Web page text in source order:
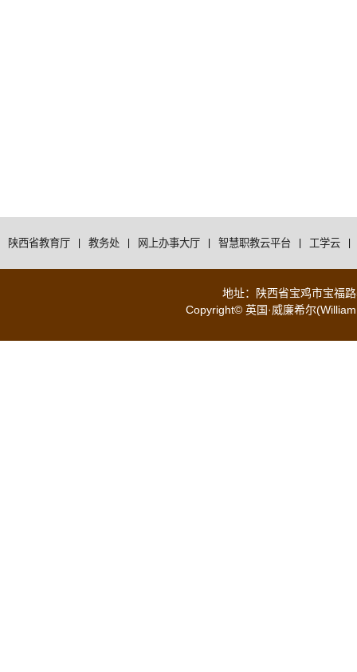
陕西省教育厅 教务处 网上办事大厅 智慧职教云平台 工学云
地址：陕西省宝鸡市宝福
Copyright© 英国·威廉希尔